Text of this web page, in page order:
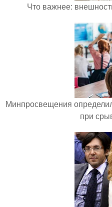
Что важнее:
Минпросвещения
при